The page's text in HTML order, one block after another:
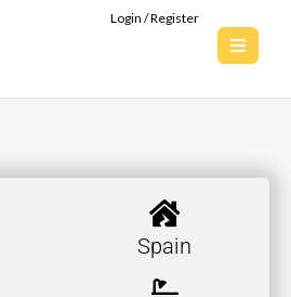
Login / Register
Spain